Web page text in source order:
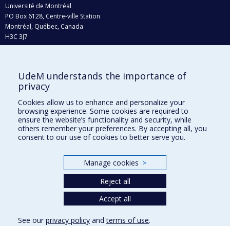
Université de Montréal
PO Box 6128, Centre-ville Station
Montréal, Québec, Canada
H3C 3J7
Who does what?
Find us
Site map
Accessibility
UdeM understands the importance of
privacy
Cookies allow us to enhance and personalize your
browsing experience. Some cookies are required to
ensure the website’s functionality and security, while
others remember your preferences. By accepting all, you
consent to our use of cookies to better serve you.
Manage cookies >
Reject all
Accept all
See our privacy policy andterms of use.